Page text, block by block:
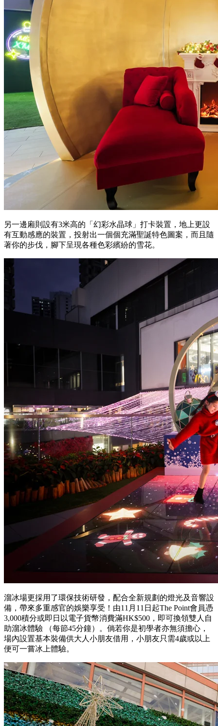
另一邊廂則設有3米高的「幻彩水晶球」打卡裝置，地上更設
有互動感應的裝置，投射出一個個充滿聖誕特色圖案，而且隨
著你的步伐，腳下呈現各種色彩繽紛的雪花。
溜冰場更採用了環保技術研發，配合全新規劃的燈光及音響設
備，帶來多重感官的娛樂享受！由11月11日起The Point會員憑
3,000積分或即日以電子貨幣消費滿HK$500，即可換領雙人自
助溜冰體驗 （每節45分鐘）。倘若你是初學者亦無須擔心，
場內設置基本裝備供大人小朋友借用，小朋友只需4歲或以上
便可一嘗冰上體驗。